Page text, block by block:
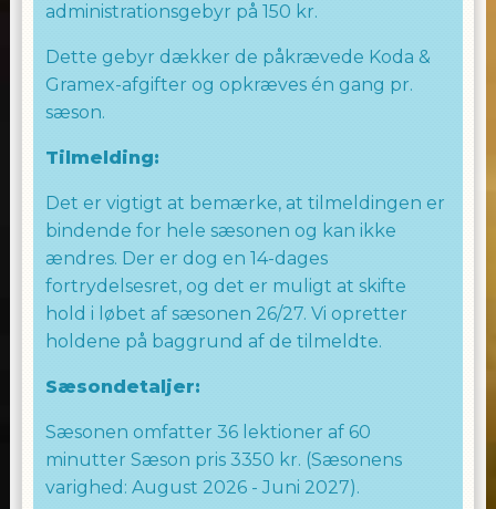
WE LOVE TO DANCE
TEAM ALLINGHAM
administrationsgebyr på 150 kr.
Dette gebyr dækker de påkrævede Koda &
Gramex-afgifter og opkræves én gang pr.
sæson.
Tilmelding:
Det er vigtigt at bemærke, at tilmeldingen er
bindende for hele sæsonen og kan ikke
ændres. Der er dog en 14-dages
fortrydelsesret, og det er muligt at skifte
hold i løbet af sæsonen 26/27. Vi opretter
holdene på baggrund af de tilmeldte.
Sæsondetaljer:
Sæsonen omfatter 36 lektioner af 60
minutter Sæson pris 3350 kr. (Sæsonens
varighed: August 2026 - Juni 2027).